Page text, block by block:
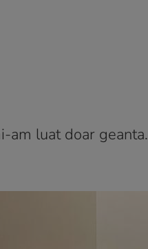
am luat doar geanta.